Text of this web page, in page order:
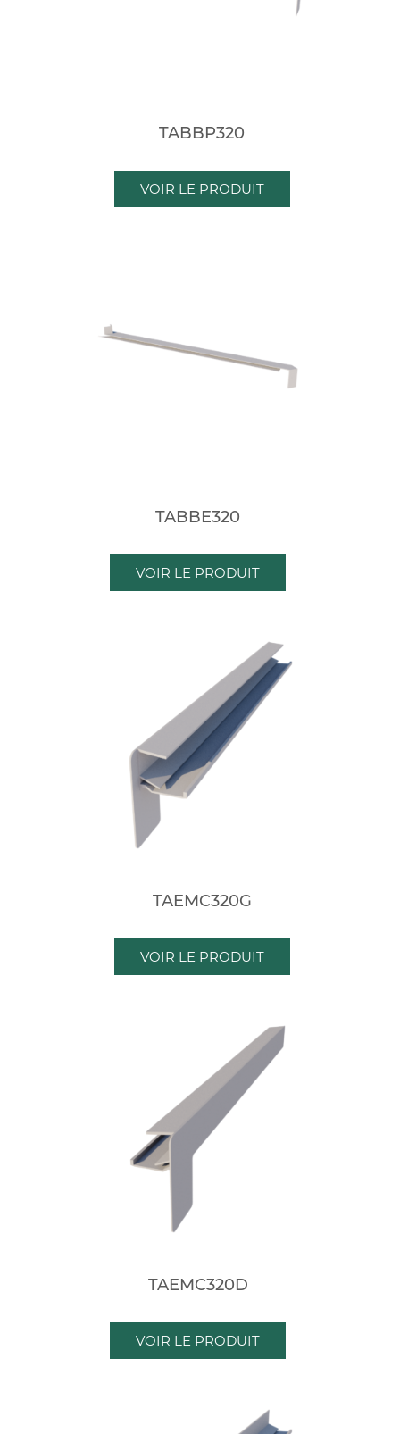
TABBP320
VOIR LE PRODUIT
TABBE320
VOIR LE PRODUIT
TAEMC320G
VOIR LE PRODUIT
TAEMC320D
VOIR LE PRODUIT